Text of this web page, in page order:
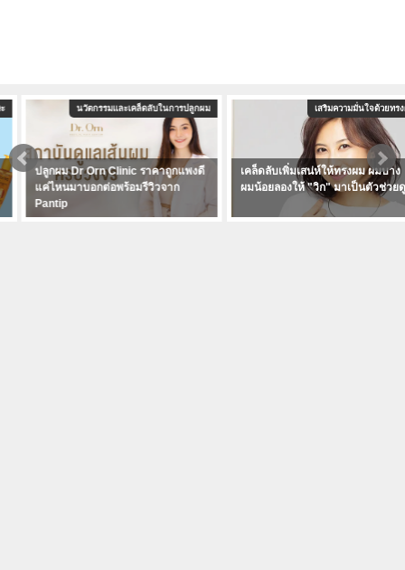
นวัตกรรมและเคล็ดลับในการปลูกผม
ปลูกผม Dr Orn Clinic ราคาถูกแพงดี
แค่ไหนมาบอกต่อพร้อมรีวิวจาก
Pantip
เสริมความมั่นใจด้วยทรงผม
เคล็ดลับเพิ่มเสน่ห์ให้ทรงผม ผมบาง
ผมน้อยลองให้ "วิก" มาเป็นตัวช่วยดูสิ